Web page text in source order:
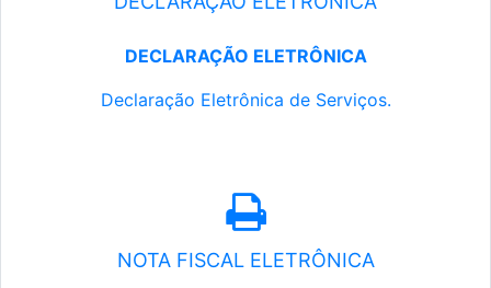
DECLARAÇÃO ELETRÔNICA
Declaração Eletrônica de Serviços.
NOTA FISCAL ELETRÔNICA